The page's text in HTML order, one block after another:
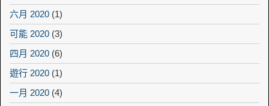
六月 2020 (1)
可能 2020 (3)
四月 2020 (6)
遊行 2020 (1)
一月 2020 (4)